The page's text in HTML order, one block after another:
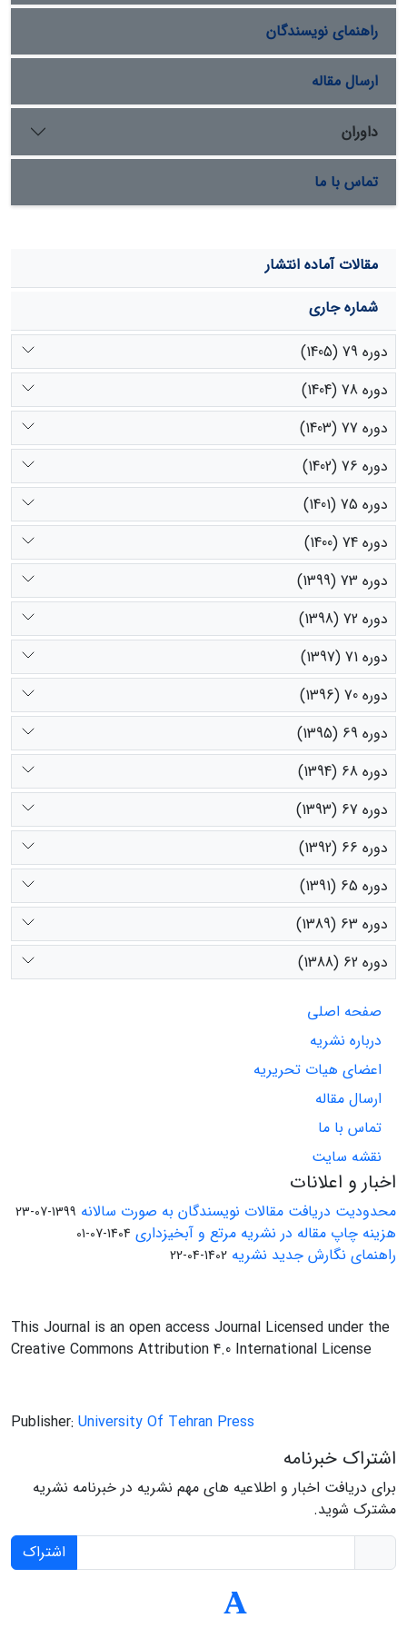
گرفتند. براساس تجزیة مؤلفه‌های اصلی، در منطقة همگن
و در منطقة همگن دوم داده‌ها به 3 مؤلفه با توجیه بیش از 92
درصد واریانس خلاصه شدند. همچنین با استفاده از رگرسیون
مؤلفه‌های‌اصلی در منطقة همگن 1 فاکتور اول با مقدار
نیز فاکتور اول و دوم با ضریب‌تبیین 32/0 وارد مدل شدند.
راهنمای نویسندگان
ارسال مقاله
داوران
تماس با ما
مقالات آماده انتشار
شماره جاری
دوره 79 (1405)
دوره 78 (1404)
دوره 77 (1403)
دوره 76 (1402)
دوره 75 (1401)
دوره 74 (1400)
دوره 73 (1399)
دوره 72 (1398)
دوره 71 (1397)
دوره 70 (1396)
دوره 69 (1395)
دوره 68 (1394)
دوره 67 (1393)
دوره 66 (1392)
دوره 65 (1391)
دوره 63 (1389)
دوره 62 (1388)
صفحه اصلی
درباره نشریه
اعضای هیات تحریریه
ارسال مقاله
تماس با ما
نقشه سایت
اخبار و اعلانات
محدودیت دریافت مقالات نویسندگان به صورت سالانه 1399-07-23
هزینه چاپ مقاله در نشریه مرتع و آبخیزداری 1404-07-01
راهنمای نگارش جدید نشریه 1402-04-22
This Journal is an open access Journal Licensed under the
Creative Commons Attribution 4.0 International License
Publisher: University Of Tehran Press
اشتراک خبرنامه
برای دریافت اخبار و اطلاعیه های مهم نشریه در خبرنامه نشریه
مشترک شوید.
اشتراک